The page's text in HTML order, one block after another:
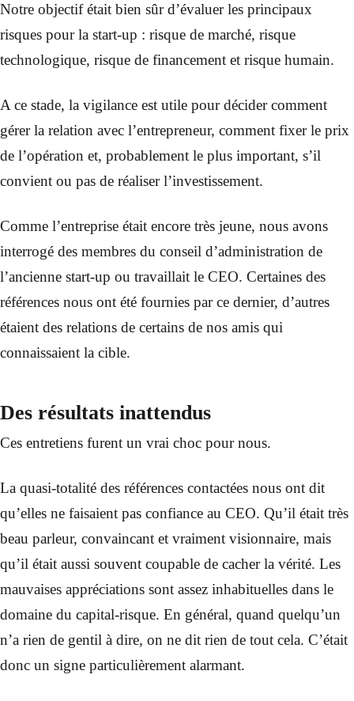
Notre objectif était bien sûr d’évaluer les principaux
risques pour la start-up : risque de marché, risque
technologique, risque de financement et risque humain.
A ce stade, la vigilance est utile pour décider comment
gérer la relation avec l’entrepreneur, comment fixer le prix
de l’opération et, probablement le plus important, s’il
convient ou pas de réaliser l’investissement.
Comme l’entreprise était encore très jeune, nous avons
interrogé des membres du conseil d’administration de
l’ancienne start-up ou travaillait le CEO. Certaines des
références nous ont été fournies par ce dernier, d’autres
étaient des relations de certains de nos amis qui
connaissaient la cible.
Des résultats inattendus
Ces entretiens furent un vrai choc pour nous.
La quasi-totalité des références contactées nous ont dit
qu’elles ne faisaient pas confiance au CEO. Qu’il était très
beau parleur, convaincant et vraiment visionnaire, mais
qu’il était aussi souvent coupable de cacher la vérité. Les
mauvaises appréciations sont assez inhabituelles dans le
domaine du capital-risque. En général, quand quelqu’un
n’a rien de gentil à dire, on ne dit rien de tout cela. C’était
donc un signe particulièrement alarmant.